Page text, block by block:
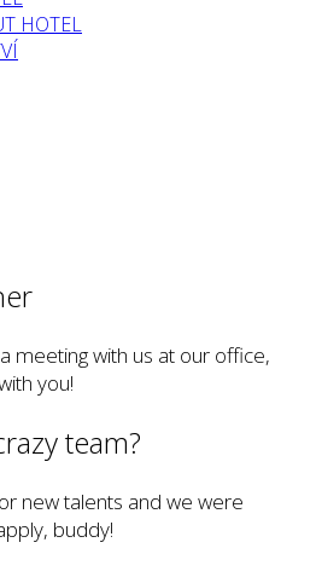
HOTEL
meeting with us at our office,
you!
team?
new talents and we were
buddy!